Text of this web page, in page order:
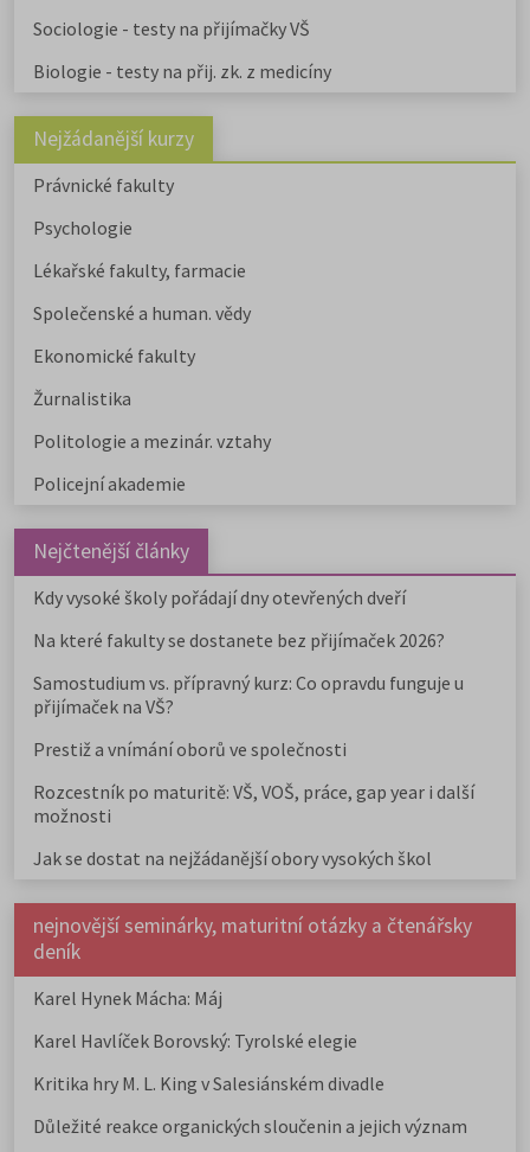
Sociologie - testy na přijímačky VŠ
Biologie - testy na přij. zk. z medicíny
Nejžádanější kurzy
Právnické fakulty
Psychologie
Lékařské fakulty, farmacie
Společenské a human. vědy
Ekonomické fakulty
Žurnalistika
Politologie a mezinár. vztahy
Policejní akademie
Nejčtenější články
Kdy vysoké školy pořádají dny otevřených dveří
Na které fakulty se dostanete bez přijímaček 2026?
Samostudium vs. přípravný kurz: Co opravdu funguje u
přijímaček na VŠ?
Prestiž a vnímání oborů ve společnosti
Rozcestník po maturitě: VŠ, VOŠ, práce, gap year i další
možnosti
Jak se dostat na nejžádanější obory vysokých škol
nejnovější seminárky, maturitní otázky a čtenářsky
deník
Karel Hynek Mácha: Máj
Karel Havlíček Borovský: Tyrolské elegie
Kritika hry M. L. King v Salesiánském divadle
Důležité reakce organických sloučenin a jejich význam